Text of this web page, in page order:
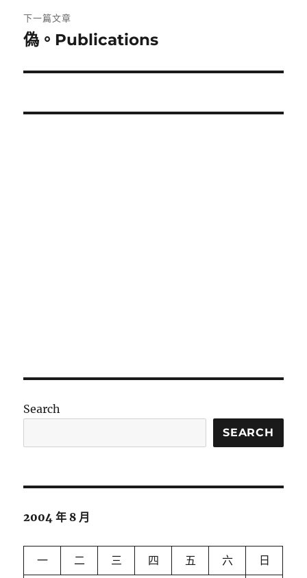
覽
文
章:
下一篇文章
下
篇
章:
偽。Publications
Search
SEARCH
2004 年 8 月
一 二 三 四 五 六 日